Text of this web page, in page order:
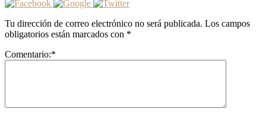
Tu dirección de correo electrónico no será publicada. Los campos
obligatorios están marcados con *
Comentario:*